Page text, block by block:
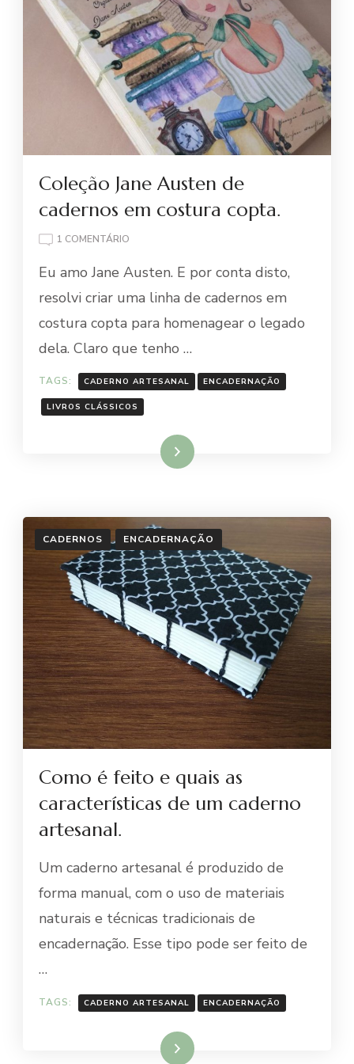
Coleção Jane Austen de
cadernos em costura copta.
1 COMENTÁRIO
JANE
DE
CADERNOS
COSTURA
COPTA.
Eu amo Jane Austen. E por conta disto,
resolvi criar uma linha de cadernos em
costura copta para homenagear o legado
dela. Claro que tenho …
TAGS: CADERNO ARTESANAL ENCADERNAÇÃO
LIVROS CLÁSSICOS
Ler mais
CADERNOS ENCADERNAÇÃO
Como é feito e quais as
características de um caderno
artesanal.
Um caderno artesanal é produzido de
forma manual, com o uso de materiais
naturais e técnicas tradicionais de
encadernação. Esse tipo pode ser feito de
…
TAGS: CADERNO ARTESANAL ENCADERNAÇÃO
Ler mais